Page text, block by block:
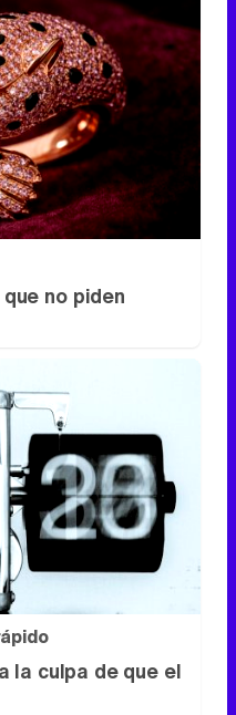
no piden
la culpa de que el